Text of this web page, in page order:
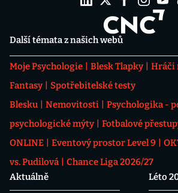
Další témata z našich webů
Moje Psychologie Blesk Tlapky Hráči
Fantasy
Spotřebitelské testy
Blesku
Nemovitosti
Psychologika -
psychologické mýty
Fotbalové
ONLINE
Eventový prostor Level 9
vs. Pudilová
Chance Liga 2026/27
Aktuálně
Léto